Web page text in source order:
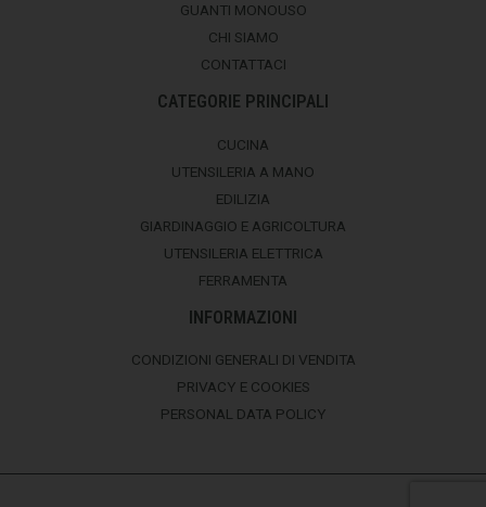
GUANTI MONOUSO
CHI SIAMO
CONTATTACI
CATEGORIE PRINCIPALI
CUCINA
UTENSILERIA A MANO
EDILIZIA
GIARDINAGGIO E AGRICOLTURA
UTENSILERIA ELETTRICA
FERRAMENTA
INFORMAZIONI
CONDIZIONI GENERALI DI VENDITA
PRIVACY E COOKIES
PERSONAL DATA POLICY